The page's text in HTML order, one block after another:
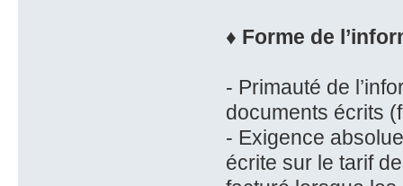
♦ Forme de
- Primauté de
documents écrits
- Exigence
écrite sur le tarif